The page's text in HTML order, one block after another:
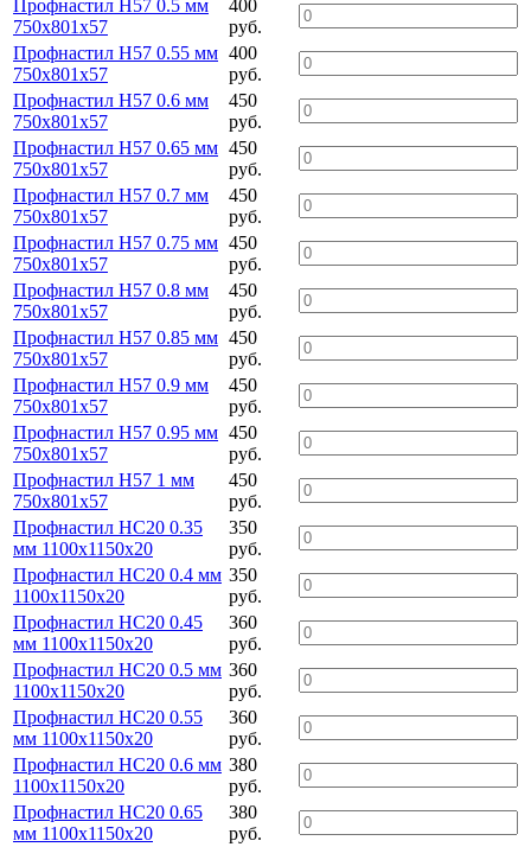
Профнастил Н57 0.5 мм
750х801х57
400
руб.
Профнастил Н57 0.55 мм
750х801х57
400
руб.
Профнастил Н57 0.6 мм
750х801х57
450
руб.
Профнастил Н57 0.65 мм
750х801х57
450
руб.
Профнастил Н57 0.7 мм
750х801х57
450
руб.
Профнастил Н57 0.75 мм
750х801х57
450
руб.
Профнастил Н57 0.8 мм
750х801х57
450
руб.
Профнастил Н57 0.85 мм
750х801х57
450
руб.
Профнастил Н57 0.9 мм
750х801х57
450
руб.
Профнастил Н57 0.95 мм
750х801х57
450
руб.
Профнастил Н57 1 мм
750х801х57
450
руб.
Профнастил НС20 0.35
мм 1100х1150х20
350
руб.
Профнастил НС20 0.4 мм
1100х1150х20
350
руб.
Профнастил НС20 0.45
мм 1100х1150х20
360
руб.
Профнастил НС20 0.5 мм
1100х1150х20
360
руб.
Профнастил НС20 0.55
мм 1100х1150х20
360
руб.
Профнастил НС20 0.6 мм
1100х1150х20
380
руб.
Профнастил НС20 0.65
мм 1100х1150х20
380
руб.